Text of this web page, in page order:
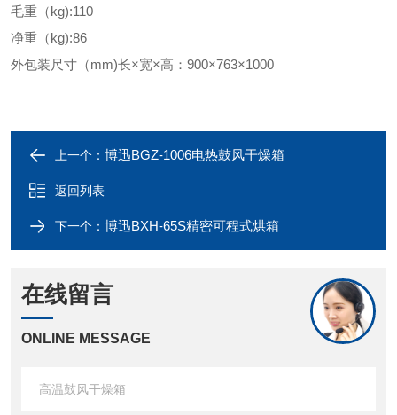
毛重（kg):110
净重（kg):86
外包装尺寸（mm)长×宽×高：900×763×1000
上一个： 博迅BGZ-1006电热鼓风干燥箱
返回列表
下一个： 博迅BXH-65S精密可程式烘箱
在线留言
ONLINE MESSAGE